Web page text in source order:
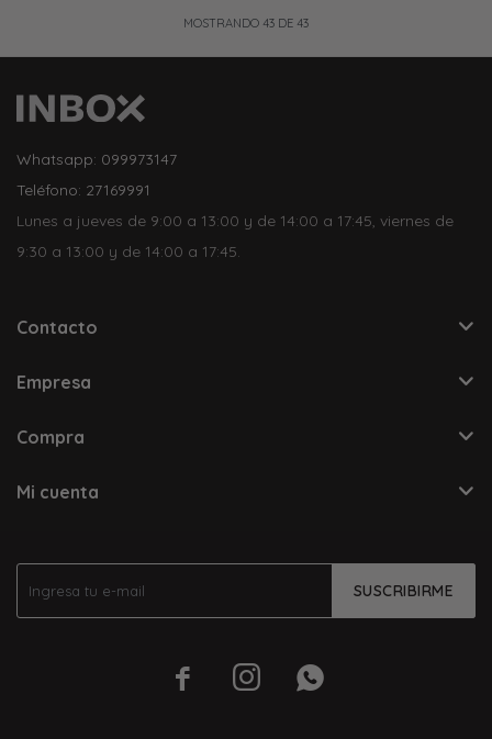
MOSTRANDO 43 DE 43
SUSCRIBIRME
  
Whatsapp: 099973147
Teléfono: 27169991
Lunes a jueves de 9:00 a 13:00 y de 14:00 a 17:45, viernes de
9:30 a 13:00 y de 14:00 a 17:45.
Contacto
Empresa
Compra
Mi cuenta